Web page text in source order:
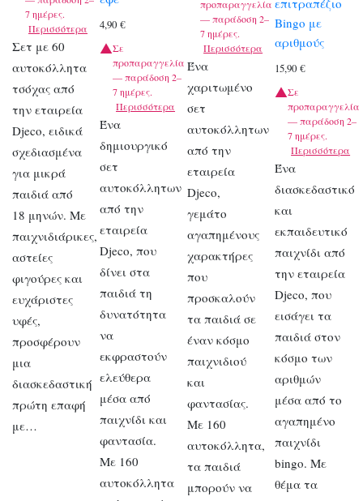
7 ημέρες.
Περισσότερα
Σετ με 60
αυτοκόλλητα
τσόχας από
την εταιρεία
Djeco, ειδικά
σχεδιασμένα
για μικρά
παιδιά από
18 μηνών. Με
παιχνιδιάρικες,
αστείες
φιγούρες και
ευχάριστες
υφές,
προσφέρουν
μια
διασκεδαστική
πρώτη επαφή
με…
4,90€
Σε
προπαραγγελία
— παράδοση 2–
7 ημέρες.
Περισσότερα
Ένα
δημιουργικό
σετ
αυτοκόλλητων
από την
εταιρεία
Djeco, που
δίνει στα
παιδιά τη
δυνατότητα
να
εκφραστούν
ελεύθερα
μέσα από
παιχνίδι και
φαντασία.
Με 160
αυτοκόλλητα
προπαραγγελία
— παράδοση 2–
7 ημέρες.
Περισσότερα
Ένα
χαριτωμένο
σετ
αυτοκόλλητων
από την
εταιρεία
Djeco,
γεμάτο
αγαπημένους
χαρακτήρες
που
προσκαλούν
τα παιδιά σε
έναν κόσμο
παιχνιδιού
και
φαντασίας.
Με 160
αυτοκόλλητα,
τα παιδιά
μπορούν να
Bingo με
αριθμούς
15,90€
Σε
προπαραγγελία
— παράδοση 2–
7 ημέρες.
Περισσότερα
Ένα
διασκεδαστικό
και
εκπαιδευτικό
παιχνίδι από
την εταιρεία
Djeco, που
εισάγει τα
παιδιά στον
κόσμο των
αριθμών
μέσα από το
αγαπημένο
παιχνίδι
bingo. Με
θέμα τα